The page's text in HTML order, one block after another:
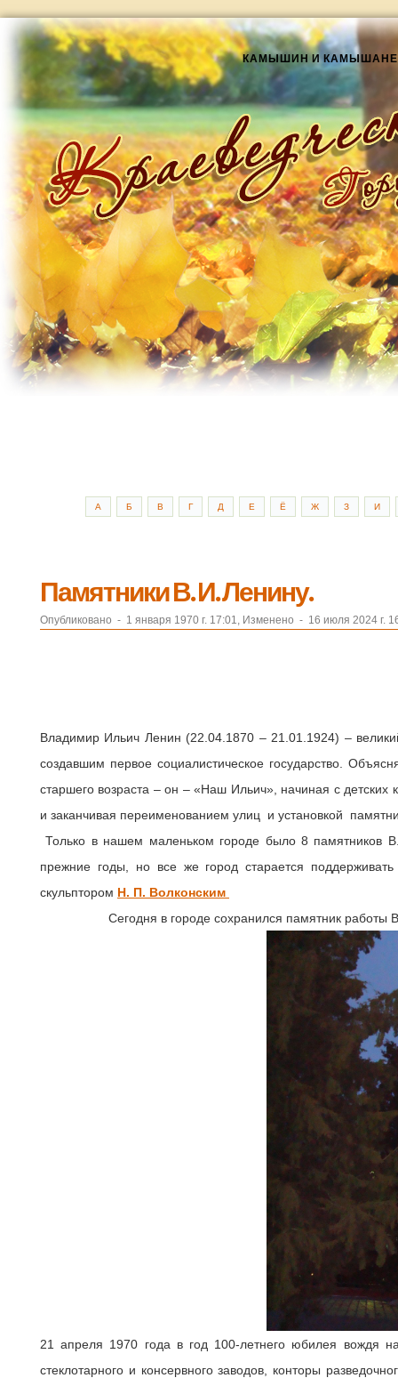
КАМЫШИН И КАМЫШАНЕ
А Б В Г Д Е Ё Ж З И
Памятники В. И. Ленину.
Опубликовано - 1 января 1970 г. 17:01, Изменено - 16 июля 2024 г.
Владимир Ильич Ленин (22.04.1870 – 21.01.1924) –
создавшим первое социалистическое государство.
старшего возраста – он – «Наш Ильич», начиная с детских
и заканчивая переименованием улиц и установкой
Только в нашем маленьком городе было 8 памятников
прежние годы, но все же город старается
скульптором Н. П. Волконским
Сегодня в городе сохранился памятник работы
21 апреля 1970 года в год 100-летнего юбилея вождя
стеклотарного и консервного заводов, конторы